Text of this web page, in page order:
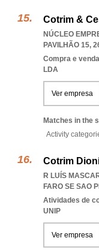
Cotrim &
NÚCLEO
PAVILHÃO 15,
Compra e
LDA
Ver empresa
Matches in the
Activity
Cotrim
R LUÍS
FARO SE SAO
Atividades de
UNIP
Ver empresa